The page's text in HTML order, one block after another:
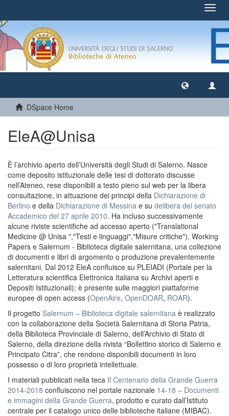
DSpace Home
EleA@Unisa
È l’archivio aperto dell’Università degli Studi di Salerno. Nasce
come deposito istituzionale delle tesi di dottorato discusse
nell’Ateneo, rese disponibili a testo pieno sul web per la libera
consultazione, in attuazione dei principi della Dichiarazione di
Berlino e della Dichiarazione di Messina e su delibera del senato
Accademico del 27 aprile 2010. Ha incluso successivamente
alcune riviste scientifiche ad accesso aperto ("Translational
Medicine @ Unisa ","Testi e linguaggi","Misure critiche"), Working
Papers e Salernum - Biblioteca digitale salernitana, una collezione
di documenti e libri di argomento o produzione prevalentemente
salernitani. Dal 2012 EleA confluisce su PLEIADI (Portale per la
Letteratura scientifica Elettronica Italiana su Archivi aperti e
Depositi Istituzionali); è presente sulle maggiori piattaforme
europee di open access (OpenAire, OpenDOAR, ROAR).
Il progetto Salernum – Biblioteca digitale salernitana è realizzato
con la collaborazione della Società Salernitana di Storia Patria,
della Biblioteca Provinciale di Salerno, dell’Archivio di Stato di
Salerno, della direzione della rivista “Bollettino storico di Salerno e
Principato Citra”, che rendono disponibili documenti in loro
possesso o di loro proprietà intellettuale.
I materiali pubblicati nella teca Il Centenario della Grande Guerra
2014-2018 confluiscono nel portale nazionale 14-18 – Documenti
e immagini della Grande Guerra, prodotto e curato dall’Istituto
centrale per il catalogo unico delle biblioteche italiane (MIBAC).